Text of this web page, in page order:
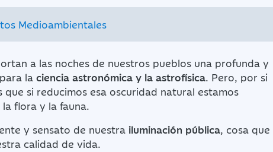
Medioambientales
a las noches de nuestros pueblos una profunda y
la ciencia astronómica y la astrofísica. Pero, por si
si reducimos esa oscuridad natural estamos
flora y la fauna.
y sensato de nuestra iluminación pública, cosa que
calidad de vida.